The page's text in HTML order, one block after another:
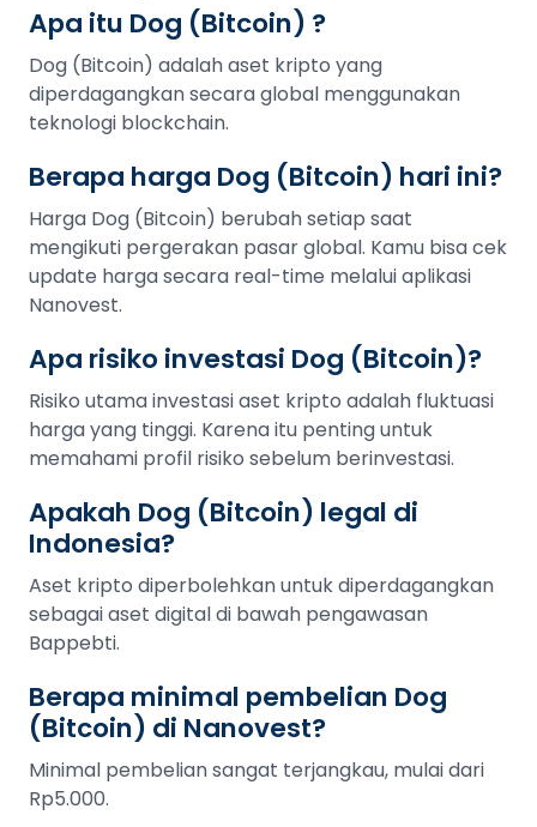
Apa itu Dog (Bitcoin) ?
Dog (Bitcoin) adalah aset kripto yang
diperdagangkan secara global menggunakan
teknologi blockchain.
Berapa harga Dog (Bitcoin) hari ini?
Harga Dog (Bitcoin) berubah setiap saat
mengikuti pergerakan pasar global. Kamu bisa cek
update harga secara real-time melalui aplikasi
Nanovest.
Apa risiko investasi Dog (Bitcoin)?
Risiko utama investasi aset kripto adalah fluktuasi
harga yang tinggi. Karena itu penting untuk
memahami profil risiko sebelum berinvestasi.
Apakah Dog (Bitcoin) legal di
Indonesia?
Aset kripto diperbolehkan untuk diperdagangkan
sebagai aset digital di bawah pengawasan
Bappebti.
Berapa minimal pembelian Dog
(Bitcoin) di Nanovest?
Minimal pembelian sangat terjangkau, mulai dari
Rp5.000.